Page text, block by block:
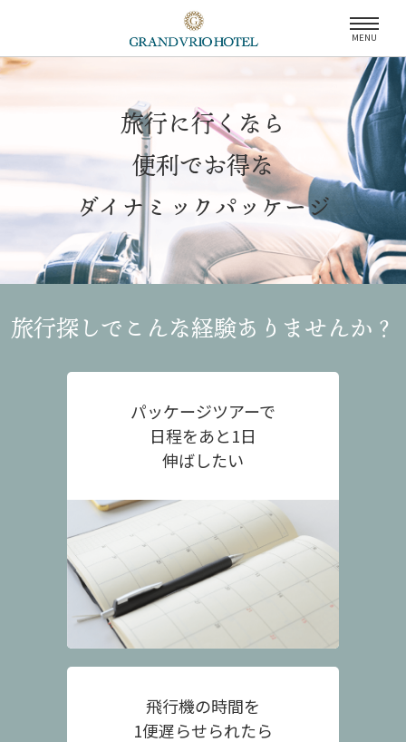
MENU
旅行に行くなら
便利でお得な
ダイナミックパッケージ
旅行探しでこんな経験ありませんか？
パッケージツアーで
日程をあと1日
伸ばしたい
飛行機の時間を
1便遅らせられたら